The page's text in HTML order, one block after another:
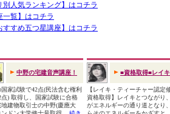
別人気ランキング】はコチラ
一覧】はコチラ
すすめ五つ星講座】はコチラ
中野の宅建音声講座！
家試験で42点(民法含む権利
点) 取得し、国家試験に合格
地建物取引士の中野(慶應大
■資格取得■レイ
【レイキ・ティーチャー認定
資格取得】レイキとつながり
がエネルギーの通り道となり